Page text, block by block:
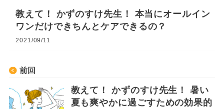
教えて！ かずのすけ先生！ 本当にオールイン
ワンだけできちんとケアできるの？
2021/09/11
前回
教えて！ かずのすけ先生！ 暑い
夏も爽やかに過ごすための効果的